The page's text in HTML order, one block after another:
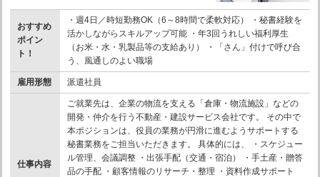
おすすめ
ポイン
ト！
・週4日／時短勤務OK（6～8時間で柔軟対応） ・秘書経験を
活かしながらスキルアップ可能 ・年3回うれしい福利厚生
（お米・水・乳製品等の支給あり） ・「さん」付けで呼び合
う、風通しのよい職場
雇用形態 派遣社員
仕事内容
ご就業先は、企業の物流を支える「倉庫・物流施設」などの
開発・仲介を行う不動産・建設サービス会社です。 その中で
本ポジションは、役員の業務が円滑に進むようサポートする
秘書業務をご担当いただきます。 具体的には、 ・スケジュー
ル管理、会議調整 ・出張手配（交通・宿泊） ・手土産・贈答
品の手配 ・顧客情報のリサーチ・整理 ・資料作成サポート